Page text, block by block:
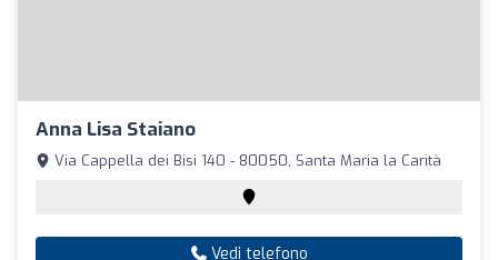
Anna Lisa Staiano
Via Cappella dei Bisi 140 - 80050, Santa Maria la Carità
Vedi telefono